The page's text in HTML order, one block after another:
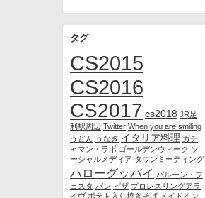
タグ
CS2015
CS2016
CS2017 cs2018 JR足
利駅周辺 Twitter When you are smiling
うどん うなぎ イタリア料理 ガチ
ャマン・ラボ ゴールデンウィーク ソ
ーシャルメディア タウンミーティング
ハローグッバイ バルーン・フ
ェスタ パン ピザ プロレスリングアラ
イヴ ポテト入り焼きそば メイドイン